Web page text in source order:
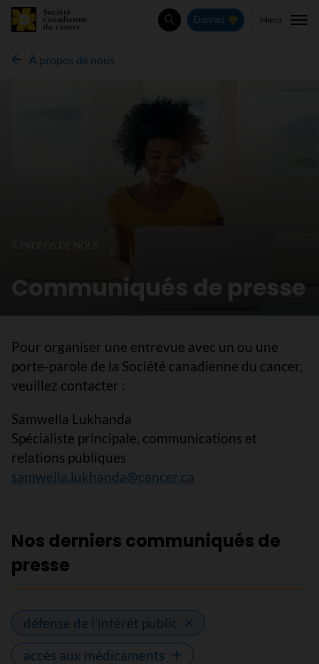
Rechercher
Donnez Menu
À propos de nous
Communiqués de presse
Pour organiser une entrevue avec un ou une
porte-parole de la Société canadienne du cancer,
veuillez contacter :
Samwella Lukhanda
Spécialiste principale, communications et
relations publiques
samwella.lukhanda@cancer.ca
Nos derniers communiqués de
presse
défense de l’intérêt public
accès aux médicaments